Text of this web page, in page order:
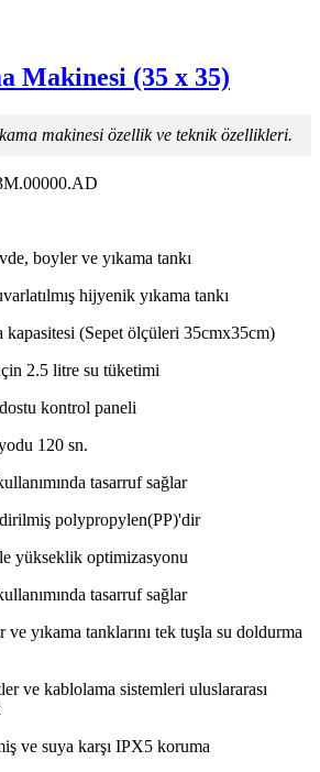
Makinesi (35 x 35)
makinesi özellik ve teknik özellikleri.
boyler ve yıkama tankı
hijyenik yıkama tankı
kapasitesi (Sepet ölçüleri 35cmx35cm)
2.5 litre su tüketimi
kontrol paneli
120 sn.
tasarruf sağlar
polypropylen(PP)'dir
yükseklik optimizasyonu
tasarruf sağlar
yıkama tanklarını tek tuşla su doldurma
ve kablolama sistemleri uluslararası
ve suya karşı IPX5 koruma